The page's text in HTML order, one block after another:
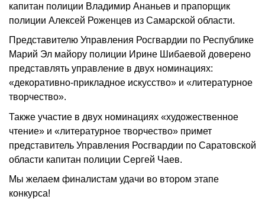
капитан полиции Владимир Ананьев и прапорщик
полиции Алексей Роженцев из Самарской области.
Представителю Управления Росгвардии по Республике
Марий Эл майору полиции Ирине Шибаевой доверено
представлять управление в двух номинациях:
«декоративно-прикладное искусство» и «литературное
творчество».
Также участие в двух номинациях «художественное
чтение» и «литературное творчество» примет
представитель Управления Росгвардии по Саратовской
области капитан полиции Сергей Чаев.
Мы желаем финалистам удачи во втором этапе
конкурса!